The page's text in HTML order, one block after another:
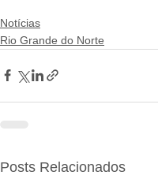
Notícias
Rio Grande do Norte
Posts Relacionados